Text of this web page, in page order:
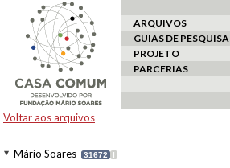
ARQUIVOS
GUIAS DE PESQUISA
PROJETO
PARCERIAS
Voltar aos arquivos
Mário Soares 31672 I